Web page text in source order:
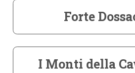
Forte
I Monti della